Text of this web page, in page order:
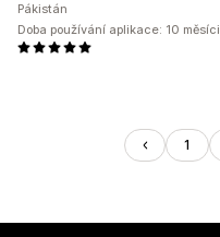
Pákistán
Doba používání aplikace: 10 měsíci
1